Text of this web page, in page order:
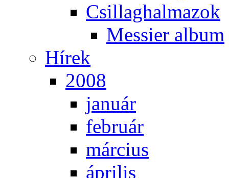
Csil­lag­hal­ma­zok
Mes­si­er al­bum
Hí­rek
2008
ja­nu­ár
feb­ru­ár
már­ci­us
áp­ri­lis